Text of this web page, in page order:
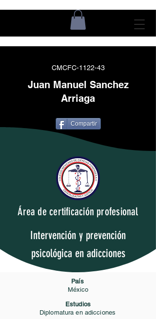
CMCFC-1122-43
Juan Manuel Sanchez
Arriaga
Compartir
Área de certificación profesional
Intervención y prevención
psicológica en adicciones
País
México
Estudios
Diplomatura en adicciones